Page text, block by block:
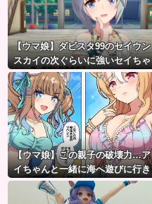
【ウマ娘】ダビスタ99のセイウン
スカイの次ぐらいに強いセイちゃ
ん。
【ウマ娘】この親子の破壊力…ア
イちゃんと一緒に海へ遊びに行き
たい人生だった。